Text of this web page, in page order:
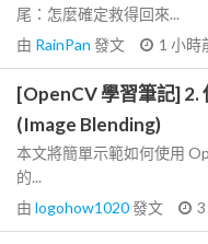
尾：怎麼確定救得回來...
由 RainPan 發文 1 小時
[OpenCV 學習筆記] 2.
(Image Blending)
本文將簡單示範如何使用
的...
由 logohow1020發文